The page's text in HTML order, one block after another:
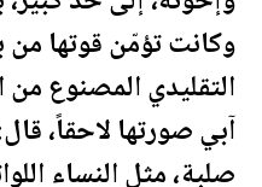
وكانت تؤمّن قوتها
التقليدي المصنوع
آبي صورتها لاحقاً،
صلبة، مثل النساء